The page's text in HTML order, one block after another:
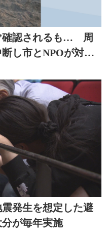
確認されるも… 周
し市とNPOが対応
発生を想定した避
が毎年実施